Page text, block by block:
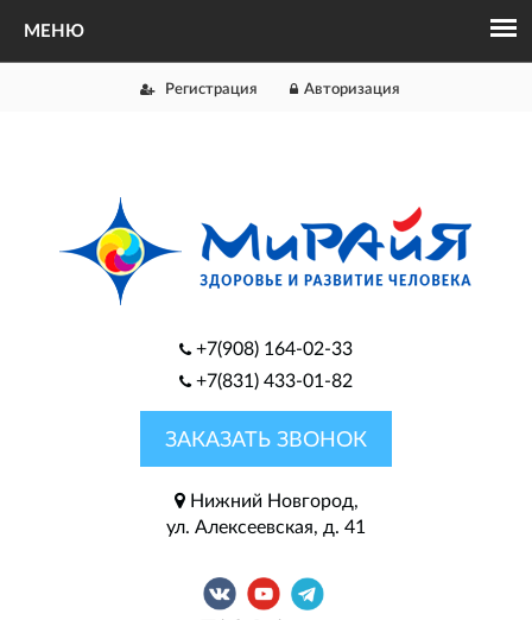
Регистрация Авторизация
+7(908) 164-02-33
+7(831) 433-01-82
ЗАКАЗАТЬ ЗВОНОК
Нижний Новгород,
ул. Алексеевская, д. 41